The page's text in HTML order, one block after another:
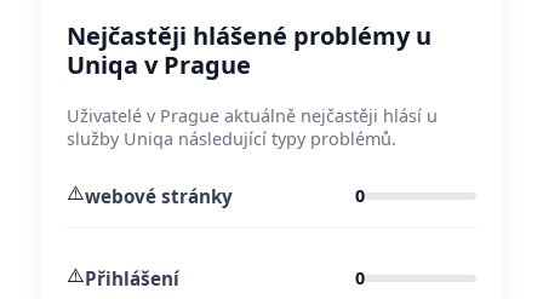
Nejčastěji hlášené problémy u
Uniqa v Prague
Uživatelé v Prague aktuálně nejčastěji hlásí u
služby Uniqa následující typy problémů.
⚠️webové stránky 0
⚠️Přihlášení 0